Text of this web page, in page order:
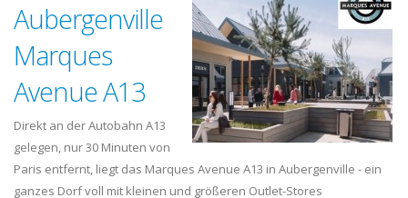
Aubergenville
Marques
Avenue A13
Direkt an der Autobahn A13
gelegen, nur 30 Minuten von
Paris entfernt, liegt das Marques Avenue A13 in Aubergenville - ein
ganzes Dorf voll mit kleinen und größeren Outlet-Stores